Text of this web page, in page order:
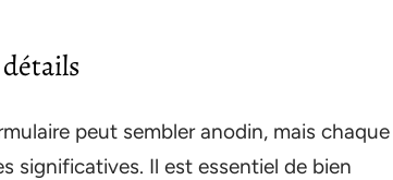
peut sembler anodin, mais chaque
significatives. Il est essentiel de bien